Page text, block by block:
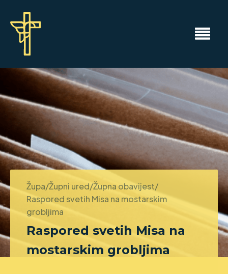
Župa/Župni ured/Župna obavijest/
Raspored svetih Misa na mostarskim
grobljima
Raspored svetih Misa na
mostarskim grobljima